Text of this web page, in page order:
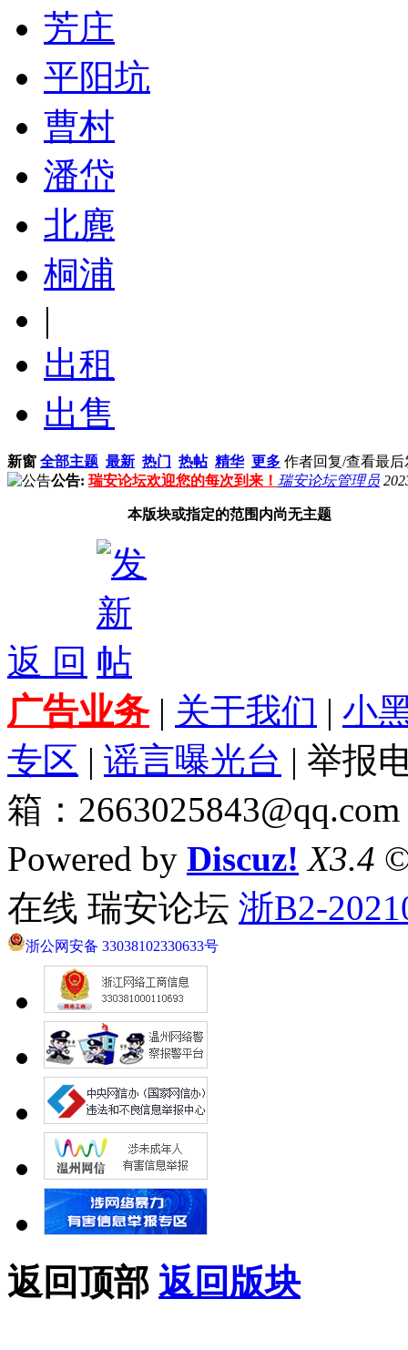
芳庄
平阳坑
曹村
潘岱
北麂
桐浦
|
出租
出售
新窗 全部主题 最新 热门 热帖 精华 更多 作者回复/查看最后
公告: 瑞安论坛欢迎您的每次到来！ 瑞安论坛管理员
本版块或指定的范围内尚无主题
返 回
广告业务| 关于我们 | 小
专区 | 谣言曝光台 | 举报
箱：2663025843@qq.com
Powered by Discuz! X3.4
在线 瑞安论坛 浙B2-
浙公网安备 33038102330633号
返回顶部 返回版块